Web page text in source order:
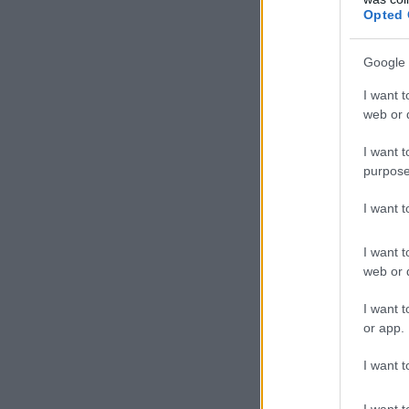
Opted
Google
I want
web or
I want
I want
I want
web or
I want
or app.
I want